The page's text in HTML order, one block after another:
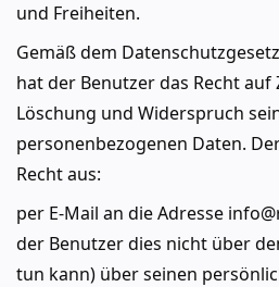
und Freiheiten.
Gemäß dem
hat der Benutzer das Recht
Löschung und Widerspruch
personenbezogenen Daten.
Recht aus:
per E-Mail an die Adresse
der Benutzer dies nicht über
tun kann) über seinen